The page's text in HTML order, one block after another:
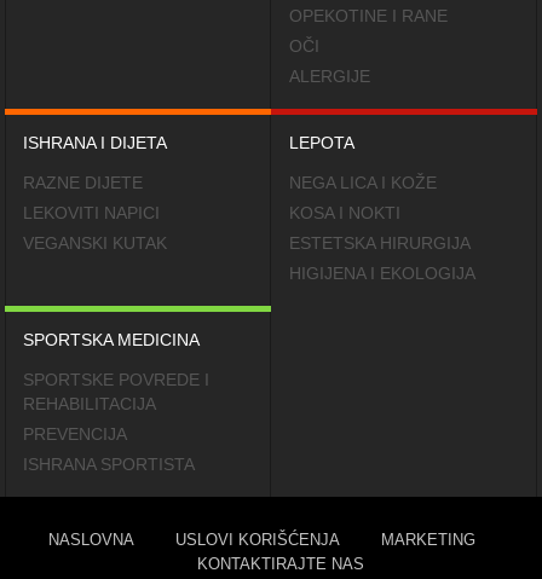
OPEKOTINE I RANE
OČI
ALERGIJE
ISHRANA I DIJETA
RAZNE DIJETE
LEKOVITI NAPICI
VEGANSKI KUTAK
LEPOTA
NEGA LICA I KOŽE
KOSA I NOKTI
ESTETSKA HIRURGIJA
HIGIJENA I EKOLOGIJA
SPORTSKA MEDICINA
SPORTSKE POVREDE I
REHABILITACIJA
PREVENCIJA
ISHRANA SPORTISTA
NASLOVNA USLOVI KORIŠĆENJA
MARKETING
KONTAKTIRAJTE NAS